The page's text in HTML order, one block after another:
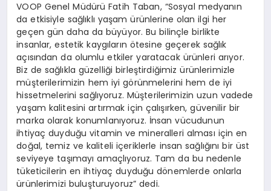
VOOP Genel Müdürü Fatih Taban, “Sosyal medyanın
da etkisiyle sağlıklı yaşam ürünlerine olan ilgi her
geçen gün daha da büyüyor. Bu bilinçle birlikte
insanlar, estetik kaygıların ötesine geçerek sağlık
açısından da olumlu etkiler yaratacak ürünleri arıyor.
Biz de sağlıkla güzelliği birleştirdiğimiz ürünlerimizle
müşterilerimizin hem iyi görünmelerini hem de iyi
hissetmelerini sağlıyoruz. Müşterilerimizin uzun vadede
yaşam kalitesini artırmak için çalışırken, güvenilir bir
marka olarak konumlanıyoruz. İnsan vücudunun
ihtiyaç duyduğu vitamin ve mineralleri alması için en
doğal, temiz ve kaliteli içeriklerle insan sağlığını bir üst
seviyeye taşımayı amaçlıyoruz. Tam da bu nedenle
tüketicilerin en ihtiyaç duyduğu dönemlerde onlarla
ürünlerimizi buluşturuyoruz” dedi.